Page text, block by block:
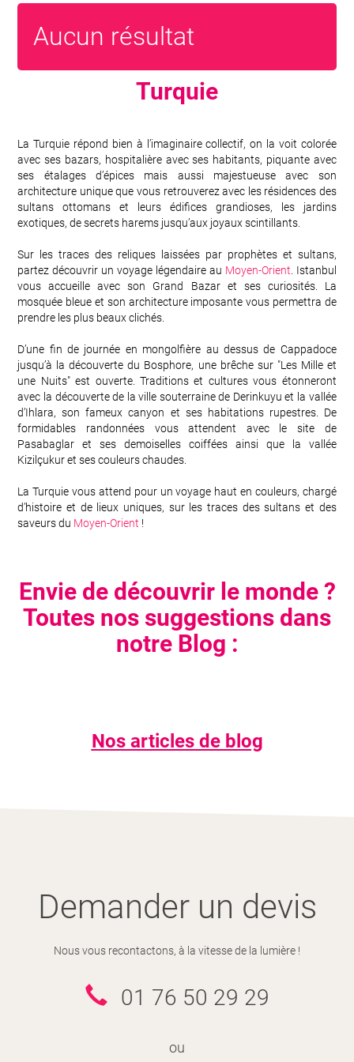
Aucun résultat
Turquie
La Turquie répond bien à l’imaginaire collectif, on la voit colorée
avec ses bazars, hospitalière avec ses habitants, piquante avec
ses étalages d’épices mais aussi majestueuse avec son
architecture unique que vous retrouverez avec les résidences des
sultans ottomans et leurs édifices grandioses, les jardins
exotiques, de secrets harems jusqu’aux joyaux scintillants.
Sur les traces des reliques laissées par prophètes et sultans,
partez découvrir un voyage légendaire au Moyen-Orient . Istanbul
vous accueille avec son Grand Bazar et ses curiosités. La
mosquée bleue et son architecture imposante vous permettra de
prendre les plus beaux clichés.
D’une fin de journée en mongolfière au dessus de Cappadoce
jusqu’à la découverte du Bosphore, une brêche sur "Les Mille et
une Nuits" est ouverte. Traditions et cultures vous étonneront
avec la découverte de la ville souterraine de Derinkuyu et la vallée
d’Ihlara, son fameux canyon et ses habitations rupestres. De
formidables randonnées vous attendent avec le site de
Pasabaglar et ses demoiselles coiffées ainsi que la vallée
Kizilçukur et ses couleurs chaudes.
La Turquie vous attend pour un voyage haut en couleurs, chargé
d’histoire et de lieux uniques, sur les traces des sultans et des
saveurs du Moyen-Orient !
Envie de découvrir le monde ?
Toutes nos suggestions dans
notre Blog :
Nos articles de blog
Paludisme:
Demander un devis
Nous vous recontactons, à la vitesse de la lumière !
01 76 50 29 29
ou